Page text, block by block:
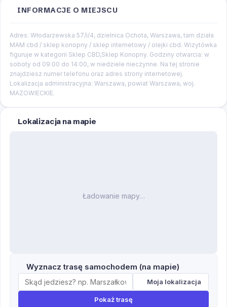
INFORMACJE O MIEJSCU
Adres: Włodarzewska 57/i/4, dzielnica Ochota, Warszawa, tam działa
MAM cbd / sklep konopny / sklep internetowy / olejki cbd. Wizytówka
figuruje w kategorii Sklep CBD,Sklep Konopny. Godziny otwarcia: w
soboty od 09:00 do 14:00, w niedziele nieczynne. Na tej stronie
znajdziesz numer telefonu oraz adres strony internetowej.
Lokalizacja administracyjna: Warszawa, powiat Warszawa, woj.
MAZOWIECKIE.
Lokalizacja na mapie
Ładowanie mapy…
Wyznacz trasę samochodem (na mapie)
Moja lokalizacja
Pokaż trasę